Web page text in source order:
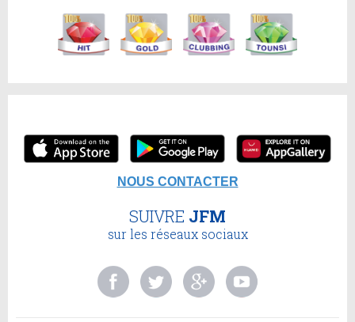
NOUS CONTACTER
SUIVRE JFM
sur les réseaux sociaux